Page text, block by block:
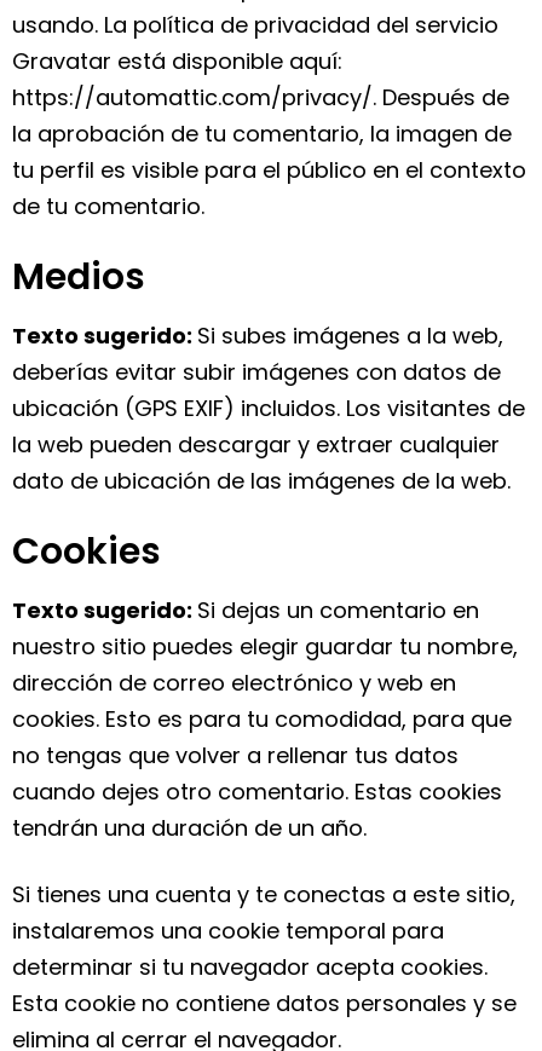
usando. La política de privacidad del servicio
Gravatar está disponible aquí:
https://automattic.com/privacy/. Después de
la aprobación de tu comentario, la imagen de
tu perfil es visible para el público en el contexto
de tu comentario.
Medios
Texto sugerido: Si subes imágenes a la web,
deberías evitar subir imágenes con datos de
ubicación (GPS EXIF) incluidos. Los visitantes de
la web pueden descargar y extraer cualquier
dato de ubicación de las imágenes de la web.
Cookies
Texto sugerido: Si dejas un comentario en
nuestro sitio puedes elegir guardar tu nombre,
dirección de correo electrónico y web en
cookies. Esto es para tu comodidad, para que
no tengas que volver a rellenar tus datos
cuando dejes otro comentario. Estas cookies
tendrán una duración de un año.
Si tienes una cuenta y te conectas a este sitio,
instalaremos una cookie temporal para
determinar si tu navegador acepta cookies.
Esta cookie no contiene datos personales y se
elimina al cerrar el navegador.